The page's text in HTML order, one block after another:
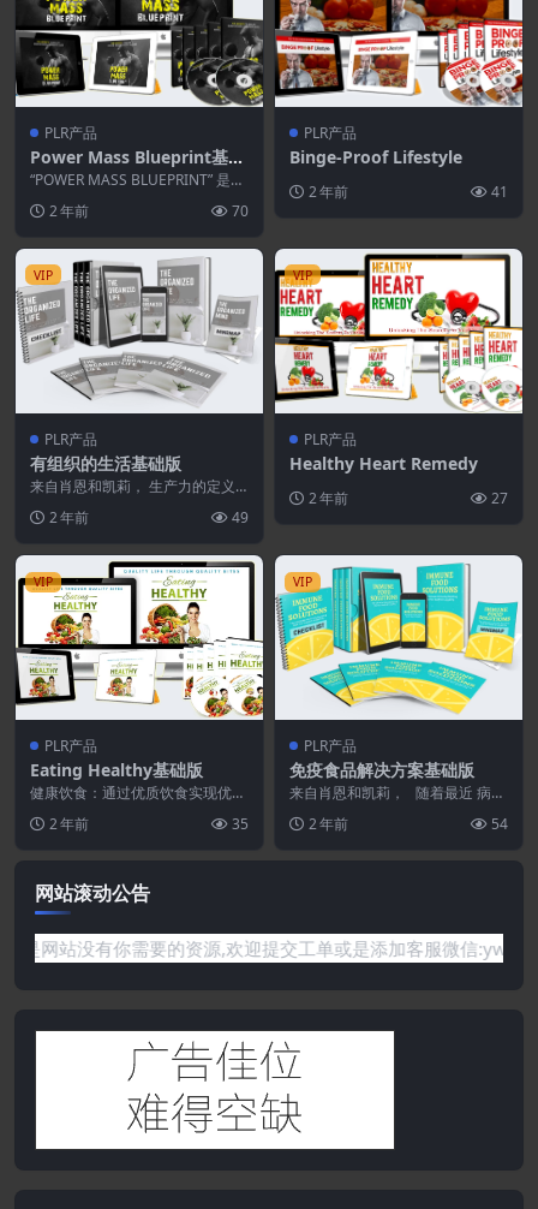
PLR产品
Power Mass Blueprint基础
版
“POWER MASS BLUEPRINT” 是一
2 年前 70
PLR产品
Binge-Proof Lifestyle
2 年前 41
VIP
PLR产品
有组织的生活基础版
来自肖恩和凯莉， 生产力的定义
性。 来衡量的 以每单...
2 年前 49
VIP
PLR产品
Healthy Heart Remedy
2 年前 27
VIP
PLR产品
Eating Healthy基础版
健康饮食：通过优质饮食实现优质
生活” 是一个包含 10 个模块的健
康与保健大型 ...
2 年前 35
VIP
PLR产品
免疫食品解决方案基础版
来自肖恩和凯莉， 随着最近 病毒
的爆发和健康状况的恶化 困扰着
世界几乎每个角...
2 年前 54
网站滚动公告
你需要的资源,欢迎提交工单或是添加客服微信:ywb386获取帮